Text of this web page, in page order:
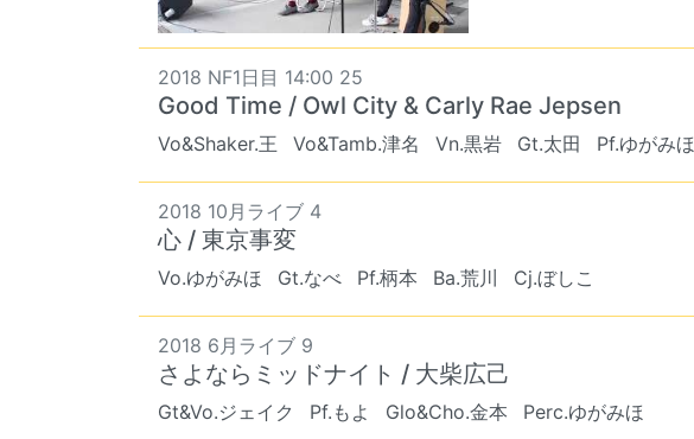
2018 NF1日目 14:00 25
Good Time / Owl City & Carly Rae Jepsen
Vo&Shaker.王 Vo&Tamb.津名 Vn.黒岩 Gt.太田 Pf.ゆがみほ
2018 10月ライブ 4
心 / 東京事変
Vo.ゆがみほ Gt.なべ Pf.柄本 Ba.荒川 Cj.ぼしこ
2018 6月ライブ 9
さよならミッドナイト / 大柴広己
Gt&Vo.ジェイク Pf.もよ Glo&Cho.金本 Perc.ゆがみほ